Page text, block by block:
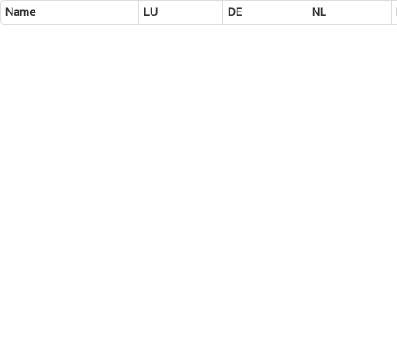
Name LU DE NL